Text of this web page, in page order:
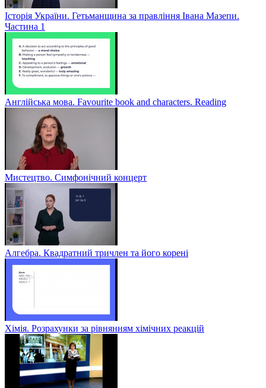
Історія України. Гетьманщина за правління Івана Мазепи.
Частина 1
Англійська мова. Favourite book and characters. Reading
Мистецтво. Симфонічний концерт
Алгебра. Квадратний тричлен та його корені
Хімія. Розрахунки за рівнянням хімічних реакцій